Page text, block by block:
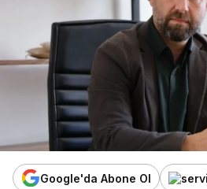
Google'da Abone Ol